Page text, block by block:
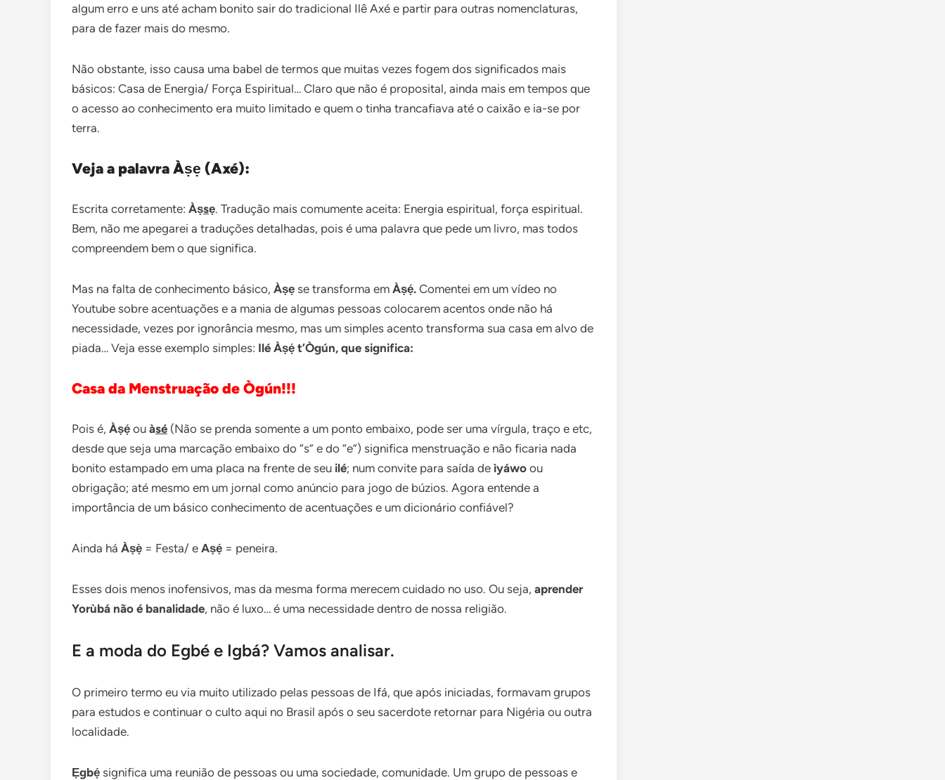
algum erro e uns até acham bonito sair do tradicional Ilê Axé e partir para outras nomenclaturas,
para de fazer mais do mesmo.
Não obstante, isso causa uma babel de termos que muitas vezes fogem dos significados mais
básicos: Casa de Energia/ Força Espiritual… Claro que não é proposital, ainda mais em tempos que
o acesso ao conhecimento era muito limitado e quem o tinha trancafiava até o caixão e ia-se por
terra.
Veja a palavra Àṣẹ (Axé):
Escrita corretamente: Àṣsẹ. Tradução mais comumente aceita: Energia espiritual, força espiritual.
Bem, não me apegarei a traduções detalhadas, pois é uma palavra que pede um livro, mas todos
compreendem bem o que significa.
Mas na falta de conhecimento básico, Àṣẹ se transforma em Àṣẹ́. Comentei em um vídeo no
Youtube sobre acentuações e a mania de algumas pessoas colocarem acentos onde não há
necessidade, vezes por ignorância mesmo, mas um simples acento transforma sua casa em alvo de
piada… Veja esse exemplo simples: Ilé Àṣẹ́ t’Ògún, que significa:
Casa da Menstruação de Ògún!!!
Pois é, Àṣẹ́ ou àsé (Não se prenda somente a um ponto embaixo, pode ser uma vírgula, traço e etc,
desde que seja uma marcação embaixo do “s” e do “e”) significa menstruação e não ficaria nada
bonito estampado em uma placa na frente de seu ilé; num convite para saída de ìyáwo ou
obrigação; até mesmo em um jornal como anúncio para jogo de búzios. Agora entende a
importância de um básico conhecimento de acentuações e um dicionário confiável?
Ainda há Àṣẹ̀ = Festa/ e Aṣẹ́ = peneira.
Esses dois menos inofensivos, mas da mesma forma merecem cuidado no uso. Ou seja, aprender
Yorùbá não é banalidade, não é luxo… é uma necessidade dentro de nossa religião.
E a moda do Egbé e Igbá? Vamos analisar.
O primeiro termo eu via muito utilizado pelas pessoas de Ifá, que após iniciadas, formavam grupos
para estudos e continuar o culto aqui no Brasil após o seu sacerdote retornar para Nigéria ou outra
localidade.
Ẹgbẹ́ significa uma reunião de pessoas ou uma sociedade, comunidade. Um grupo de pessoas e